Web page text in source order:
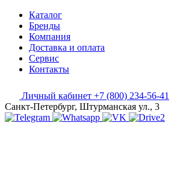
Каталог
Бренды
Компания
Доставка и оплата
Сервис
Контакты
Личный кабинет +7 (800) 234-56-41
Санкт-Петербург, Штурманская ул., 3